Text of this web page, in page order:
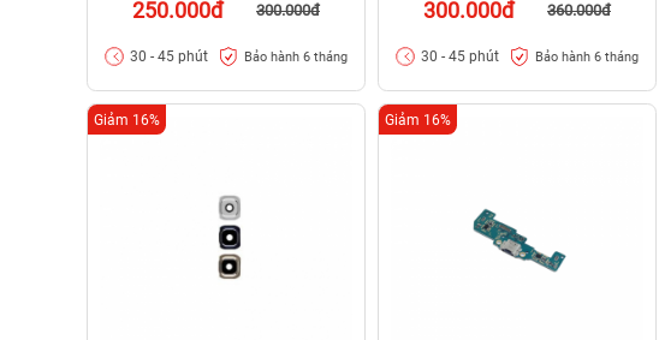
250.000đ 300.000đ
30 - 45 phút Bảo hành 6 tháng
300.000đ 360.000đ
30 - 45 phút Bảo hành 6 tháng
Giảm 16% Giảm 16%